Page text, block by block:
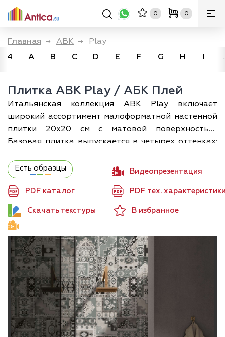
0 0
Главная → ABK →
Play
4
A B C D E F G H I
Плитка ABK Play / АБК Плей
Итальянская коллекция ABK Play включает
широкий ассортимент малоформатной настенной
плитки 20х20 см с матовой поверхностью.
Базовая плитка выпускается в четырех оттенках:
черном, и имеет фактуру под состаренный камень/
бетон. Ее дополняет плитка трех оттенков: сине-
голубого, серо-коричневого и кремово-бежевого,
с выраженными следами окисления, большой
тональной разнородностью и таким же эффектом
старения. Также в коллекцию входит три
декоративные линейки: Carpet Mix со сложными
ковровыми орнаментами, в двух цветовых
решениях, ахроматическом черно-белом и
цветном; Re-Usedс изящными, сильно потертыми
орнаментами под винтажный пэчворк, также в
двух цветовых решениях, сером и бежевом;
Classic и Labyrinth с правильными
геометрическими и цветочными орнаментами в
Есть образцы Видеопрезентация
PDF каталог PDF тех.
Скачать текстуры В избранное